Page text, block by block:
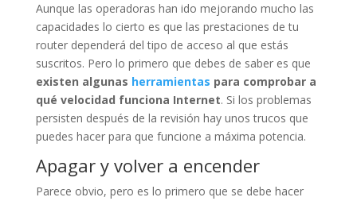
Aunque las operadoras han ido mejorando mucho las
capacidades lo cierto es que las prestaciones de tu
router dependerá del tipo de acceso al que estás
suscritos. Pero lo primero que debes de saber es que
existen algunas herramientas para comprobar a
qué velocidad funciona Internet. Si los problemas
persisten después de la revisión hay unos trucos que
puedes hacer para que funcione a máxima potencia.
Apagar y volver a encender
Parece obvio, pero es lo primero que se debe hacer